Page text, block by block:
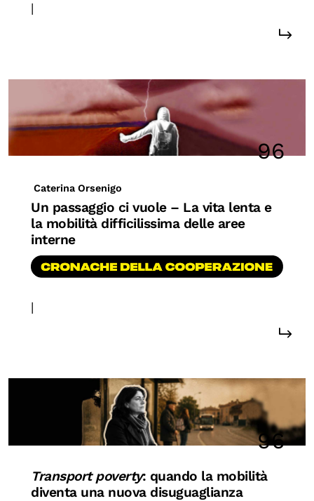
|
96
Caterina Orsenigo
Un passaggio ci vuole – La vita lenta e
la mobilità difficilissima delle aree
interne
|
96
Transport poverty: quando la mobilità
diventa una nuova disuguaglianza